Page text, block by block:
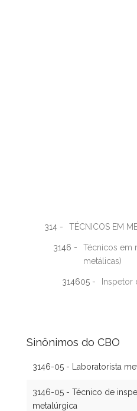
314 - TÉCNICOS EM
3146 -
Técnicos em
metálicas)
314605 - Inspetor
Sinônimos do CBO
3146-05 - Laboratorista
3146-05 - Técnico de
metalúrgica